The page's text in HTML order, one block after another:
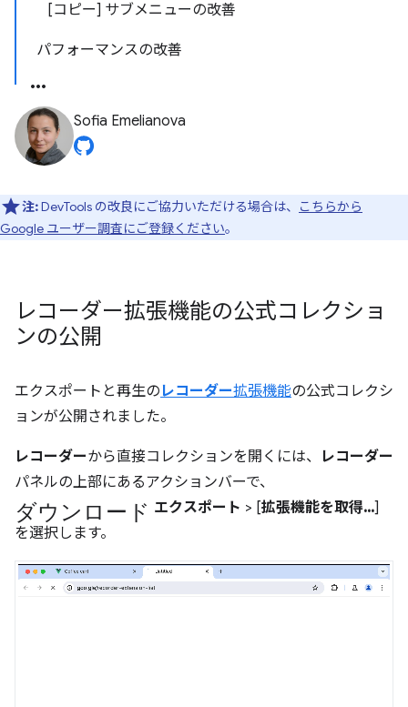
[コピー] サブメニューの改善
パフォーマンスの改善
Sofia Emelianova
注:DevTools の改良にご協力いただける場合は、
こちらから
Google ユーザー調査にご登録ください。
レコーダー拡張機能の公式コレクショ
ンの公開
エクスポートと再生の レコーダー拡張機能の公式コレクシ
ョンが公開されました。
レコーダーから直接コレクションを開くには、
レコーダー
パネルの上部にあるアクションバーで、
ダウンロード エクスポート > [拡張機能を取得...]
を選択します。